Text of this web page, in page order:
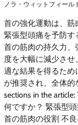
ノラ・ウィットフィール
首の強化運動は、筋
緊張型頭痛を予防す
首の筋肉の持久力
度を大幅に減少さ
適な結果を得るため
が推奨され、全体的
sections in the
何ですか？ 緊張型
首の筋肉の役割 不